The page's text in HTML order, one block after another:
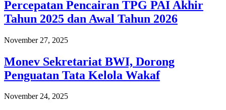
Percepatan Pencairan TPG PAI Akhir
Tahun 2025 dan Awal Tahun 2026
November 27, 2025
Monev Sekretariat BWI, Dorong
Penguatan Tata Kelola Wakaf
November 24, 2025